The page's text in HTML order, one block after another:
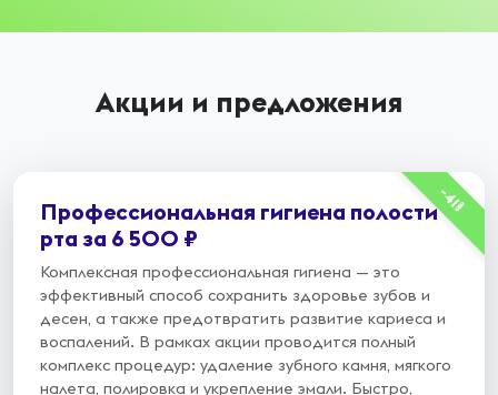
Акции и предложения
-41%
Профессиональная гигиена полости
рта за 6 500 ₽
Комплексная профессиональная гигиена — это
эффективный способ сохранить здоровье зубов и
десен, а также предотвратить развитие кариеса и
воспалений. В рамках акции проводится полный
комплекс процедур: удаление зубного камня, мягкого
налета, полировка и укрепление эмали. Быстро,